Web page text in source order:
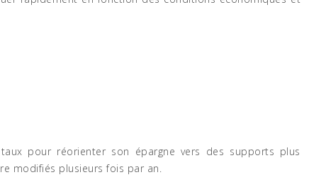
pour réorienter son épargne vers des supports plus
modifiés plusieurs fois par an.